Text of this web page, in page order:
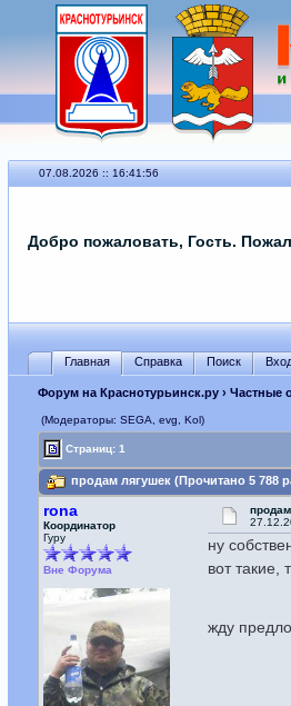
07.08.2026 :: 16:41:56
Добро пожаловать, Гость.
Главная Справка Поиск
Форум на Краснотурьинск.ру› Частные
(Модераторы: SEGА, evg, Kol)
Страниц: 1
продам лягушек (Прочитано 5 788
rona
Координатор
Гуру
Вне Форума
ну
вот такие,
жду